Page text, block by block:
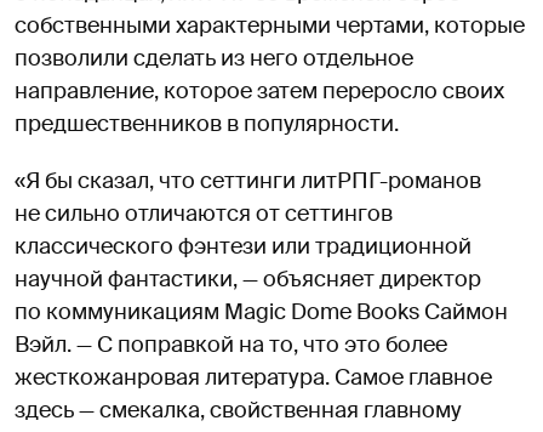
собственными характерными чертами, которые
позволили сделать из него отдельное
направление, которое затем переросло своих
предшественников в популярности.
«Я бы сказал, что сеттинги литРПГ-романов
не сильно отличаются от сеттингов
классического фэнтези или традиционной
научной фантастики, — объясняет директор
по коммуникациям Magic Dome Books Саймон
Вэйл. — С поправкой на то, что это более
жесткожанровая литература. Самое главное
здесь — смекалка, свойственная главному